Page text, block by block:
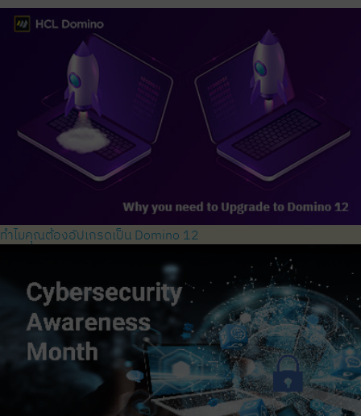
ทำไมคุณต้องอัปเกรดเป็น Domino 12